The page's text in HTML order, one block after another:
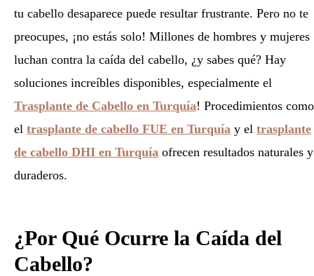
tu cabello desaparece puede resultar frustrante. Pero no te
preocupes, ¡no estás solo! Millones de hombres y mujeres
luchan contra la caída del cabello, ¿y sabes qué? Hay
soluciones increíbles disponibles, especialmente el
Trasplante de Cabello en Turquía! Procedimientos como
el trasplante de cabello FUE en Turquía y el trasplante
de cabello DHI en Turquía ofrecen resultados naturales y
duraderos.
¿Por Qué Ocurre la Caída del
Cabello?